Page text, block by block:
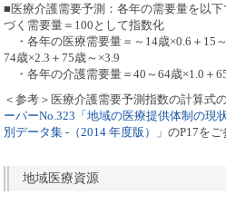
■医療介護需要予測：各年の需要量を以
づく需要量＝100として指数化
・各年の医療需要量＝～14歳×0.6＋15
74歳×2.3＋75歳～×3.9
・各年の介護需要量＝40～64歳×1.0＋
＜参考＞医療介護需要予測指数の計算式の
ーパーNo.323「地域の医療提供体制の現
別データ集 -（2014 年度版）」のP17をご
地域医療資源